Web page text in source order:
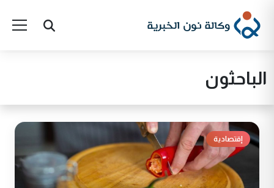
الباحثون
إقتصادية